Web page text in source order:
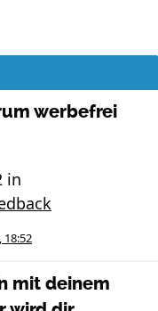
werbefrei
in
18:52
mit deinem